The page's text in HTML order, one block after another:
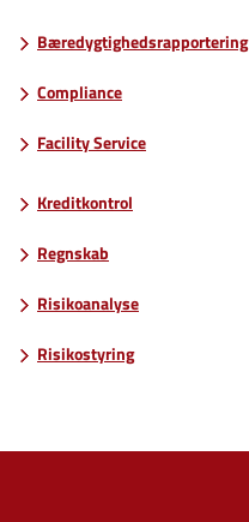
Bæredygtighedsrapportering
Compliance
Facility Service
Kreditkontrol
Regnskab
Risikoanalyse
Risikostyring